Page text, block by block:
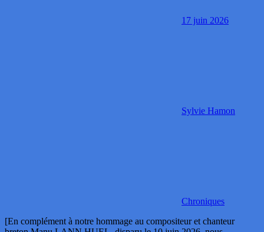
17 juin 2026
Sylvie Hamon
Chroniques
[En complément à notre hommage au compositeur et chanteur